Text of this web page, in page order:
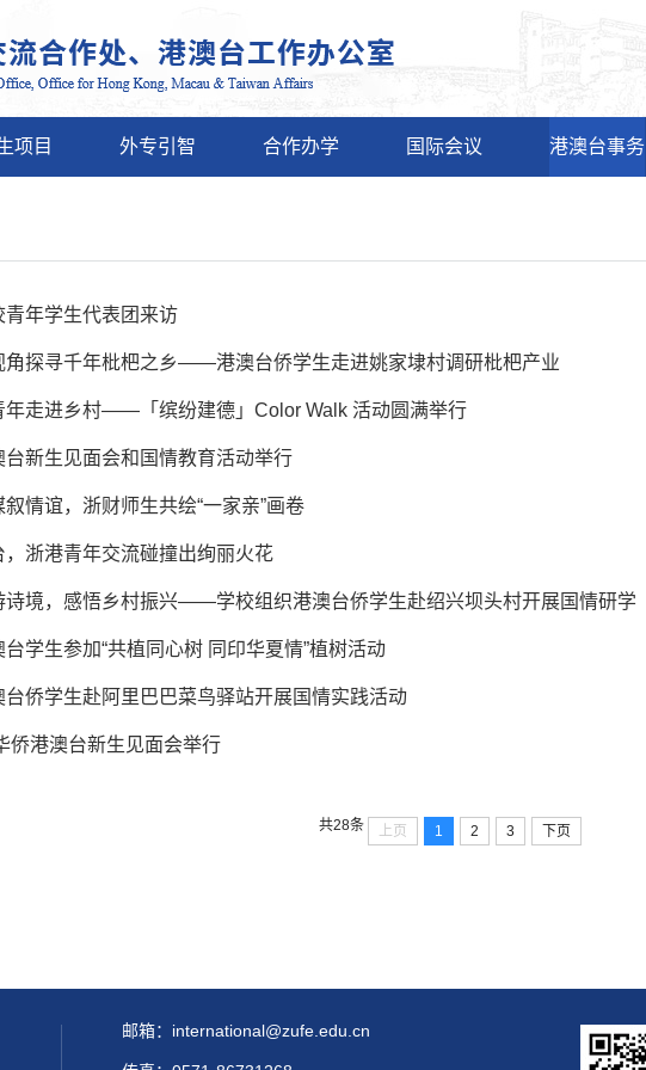
项目 外专引智 合作办学 国际会议 港澳台事务
青年学生代表团来访
角探寻千年枇杷之乡——港澳台侨学生走进姚家埭村调研枇杷产业
年走进乡村——「缤纷建德」Color Walk 活动圆满举行
台新生见面会和国情教育活动举行
叙情谊，浙财师生共绘“一家亲”画卷
，浙港青年交流碰撞出绚丽火花
诗境，感悟乡村振兴——学校组织港澳台侨学生赴绍兴坝头村开展国情研学
学生参加“共植同心树 同印华夏情”植树活动
台侨学生赴阿里巴巴菜鸟驿站开展国情实践活动
侨港澳台新生见面会举行
共28条 上页 1 2 3 下页
邮箱：international@zufe.edu.cn